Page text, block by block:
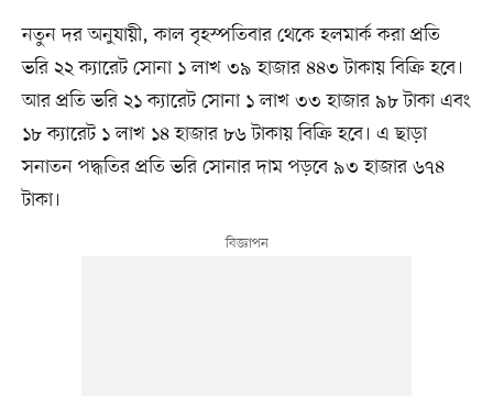
নতুন দর অনুযায়ী, কাল বৃহস্পতিবার থেকে হলমার্ক করা প্রতি
ভরি ২২ ক্যারেট সোনা ১ লাখ ৩৯ হাজার ৪৪৩ টাকায় বিক্রি হবে।
আর প্রতি ভরি ২১ ক্যারেট সোনা ১ লাখ ৩৩ হাজার ৯৮ টাকা এবং
১৮ ক্যারেট ১ লাখ ১৪ হাজার ৮৬ টাকায় বিক্রি হবে। এ ছাড়া
সনাতন পদ্ধতির প্রতি ভরি সোনার দাম পড়বে ৯৩ হাজার ৬৭৪
টাকা।